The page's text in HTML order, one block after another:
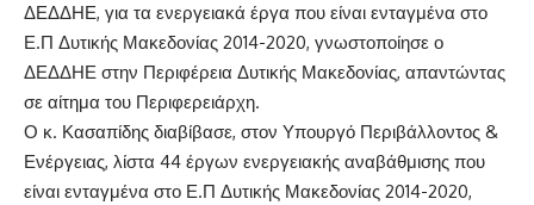
ΔΕΔΔΗΕ, για τα ενεργειακά έργα που είναι ενταγμένα στο
Ε.Π Δυτικής Μακεδονίας 2014-2020, γνωστοποίησε ο
ΔΕΔΔΗΕ στην Περιφέρεια Δυτικής Μακεδονίας, απαντώντας
σε αίτημα του Περιφερειάρχη.
Ο κ. Κασαπίδης διαβίβασε, στον Υπουργό Περιβάλλοντος &
Ενέργειας, λίστα 44 έργων ενεργειακής αναβάθμισης που
είναι ενταγμένα στο Ε.Π Δυτικής Μακεδονίας 2014-2020,